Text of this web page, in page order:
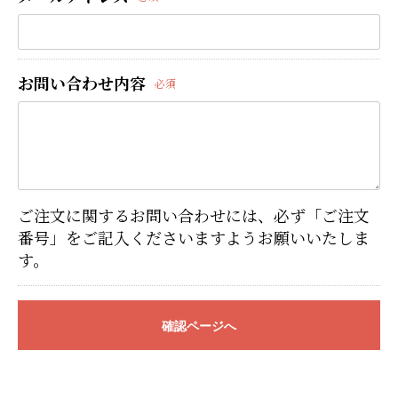
お問い合わせ内容 必須
ご注文に関するお問い合わせには、必ず「ご注文
番号」をご記入くださいますようお願いいたしま
す。
確認ページへ